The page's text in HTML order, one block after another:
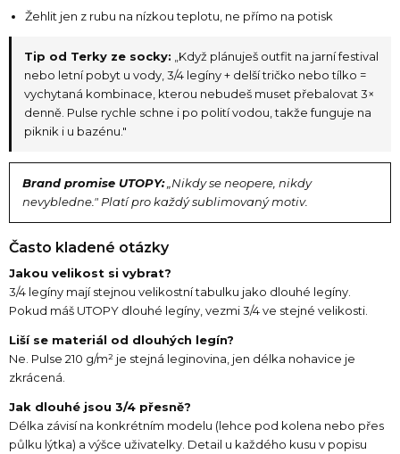
Žehlit jen z rubu na nízkou teplotu, ne přímo na potisk
Tip od Terky ze socky: „Když plánuješ outfit na jarní festival
nebo letní pobyt u vody, 3/4 legíny + delší tričko nebo tílko =
vychytaná kombinace, kterou nebudeš muset přebalovat 3×
denně. Pulse rychle schne i po polití vodou, takže funguje na
piknik i u bazénu."
Brand promise UTOPY:„Nikdy se neopere, nikdy
nevybledne." Platí pro každý sublimovaný motiv.
Často kladené otázky
Jakou velikost si vybrat?
3/4 legíny mají stejnou velikostní tabulku jako dlouhé legíny.
Pokud máš UTOPY dlouhé legíny, vezmi 3/4 ve stejné velikosti.
Liší se materiál od dlouhých legín?
Ne. Pulse 210 g/m² je stejná leginovina, jen délka nohavice je
zkrácená.
Jak dlouhé jsou 3/4 přesně?
Délka závisí na konkrétním modelu (lehce pod kolena nebo přes
půlku lýtka) a výšce uživatelky. Detail u každého kusu v popisu